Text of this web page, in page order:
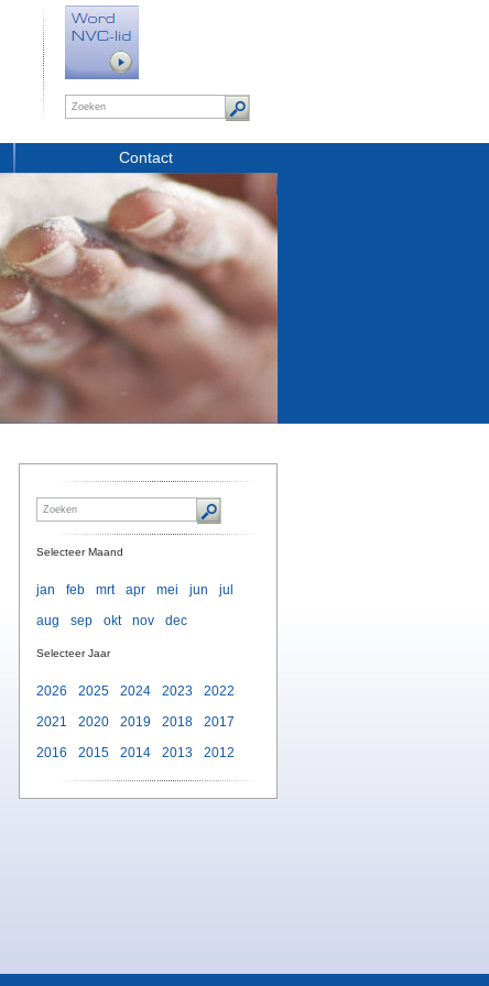
Contact
Selecteer Maand
jan feb mrt apr mei jun
jul
aug
sep okt nov dec
Selecteer Jaar
2026 2025 2024 2023
2022
2021
2020 2019 2018
2017
2016
2015 2014 2013 2012